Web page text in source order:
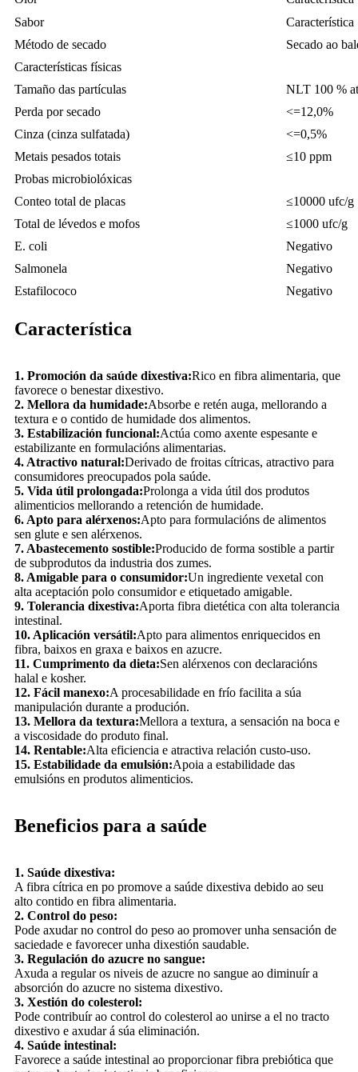
Sabor
Característica
Método de secado
Secado ao
Características físicas
Tamaño das partículas
NLT 100 %
Perda por secado
<=12,0%
Cinza (cinza sulfatada)
<=0,5%
Metais pesados ​​totais
≤10 ppm
Probas microbiolóxicas
Conteo total de placas
≤10000 ufc/g
Total de lévedos e mofos
≤1000 ufc/g
E. coli
Negativo
Salmonela
Negativo
Estafilococo
Negativo
Característica
1. Promoción da saúde dixestiva:Rico en fibra alimentaria, que
favorece o benestar dixestivo.
2. Mellora da humidade:Absorbe e retén auga, mellorando a
textura e o contido de humidade dos alimentos.
3. Estabilización funcional:Actúa como axente espesante e
estabilizante en formulacións alimentarias.
4. Atractivo natural:Derivado de froitas cítricas, atractivo para
consumidores preocupados pola saúde.
5. Vida útil prolongada:Prolonga a vida útil dos produtos
alimenticios mellorando a retención de humidade.
6. Apto para alérxenos:Apto para formulacións de alimentos
sen glute e sen alérxenos.
7. Abastecemento sostible:Producido de forma sostible a partir
de subprodutos da industria dos zumes.
8. Amigable para o consumidor:Un ingrediente vexetal con
alta aceptación polo consumidor e etiquetado amigable.
9. Tolerancia dixestiva:Aporta fibra dietética con alta tolerancia
intestinal.
10. Aplicación versátil:Apto para alimentos enriquecidos en
fibra, baixos en graxa e baixos en azucre.
11. Cumprimento da dieta:Sen alérxenos con declaracións
halal e kosher.
12. Fácil manexo:A procesabilidade en frío facilita a súa
manipulación durante a produción.
13. Mellora da textura:Mellora a textura, a sensación na boca e
a viscosidade do produto final.
14. Rentable:Alta eficiencia e atractiva relación custo-uso.
15. Estabilidade da emulsión:Apoia a estabilidade das
emulsións en produtos alimenticios.
Beneficios para a saúde
1. Saúde dixestiva:
A fibra cítrica en po promove a saúde dixestiva debido ao seu
alto contido en fibra alimentaria.
2. Control do peso:
Pode axudar no control do peso ao promover unha sensación de
saciedade e favorecer unha dixestión saudable.
3. Regulación do azucre no sangue:
Axuda a regular os niveis de azucre no sangue ao diminuír a
absorción do azucre no sistema dixestivo.
3. Xestión do colesterol:
Pode contribuír ao control do colesterol ao unirse a el no tracto
dixestivo e axudar á súa eliminación.
4. Saúde intestinal:
Favorece a saúde intestinal ao proporcionar fibra prebiótica que